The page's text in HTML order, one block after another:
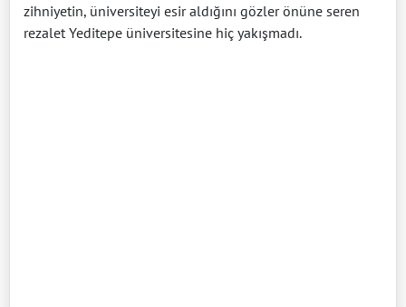
zihniyetin, üniversiteyi esir aldığını gözler önüne seren
rezalet Yeditepe üniversitesine hiç yakışmadı.